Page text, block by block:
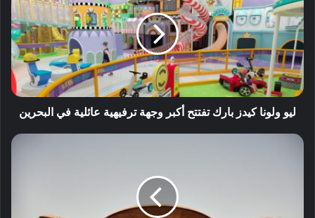
ليو ولونا كيدز بارك تفتتح أكبر وجهة ترفيهية عائلية في البحرين